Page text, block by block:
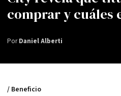
comprar y cuáles
PorDaniel Alberti
/ Beneficio